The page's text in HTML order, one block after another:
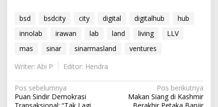
bsd bsdcity city digital digitalhub
hub
innolab
irawan lab land living
LLV
mas
sinar sinarmasland
ventures
Writer: Abi P
Editor: Hendra
N
a
Pos sebelumnya
Puan Sindir Demokrasi
Pos berikutnya
Makan Siang di Kashmir